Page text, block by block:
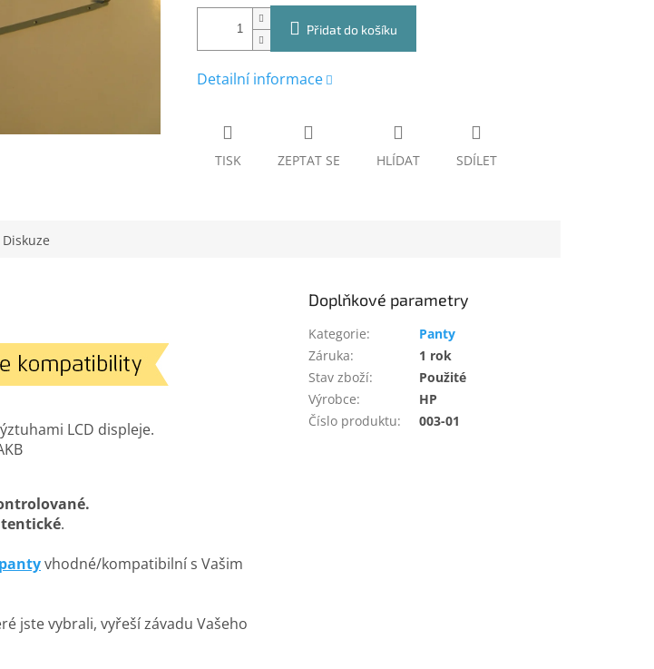
Přidat do košíku
Detailní informace
TISK ZEPTAT SE HLÍDAT SDÍLET
Diskuze
LCD displeje.
.
pantyvhodné/kompatibilní s Vašim
jste vybrali, vyřeší závadu Vašeho
Doplňkové parametry
Kategorie:
Panty
Záruka:
1 rok
Stav zboží:
Použité
Výrobce:
HP
Číslo produktu: 003-01